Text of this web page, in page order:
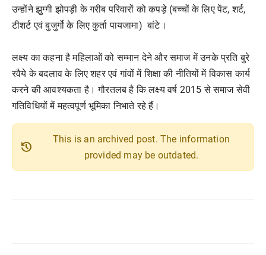
उन्होंने झुग्गी झोपड़ी के गरीब परिवारों को कपड़े (बच्चों के लिए पेंट, शर्ट,
टीशर्ट एवं बुजुर्गो के लिए कुर्ता पायजामा) बांटे।
लक्ष्य का कहना है महिलाओं को सम्मान देने और समाज में उनके प्रति बुरे
रवैये के बदलाव के लिए शहर एवं गांवों में शिक्षा की नीतियों में विकास कार्य
करने की आवश्यकता है। गौरतलब है कि लक्ष्य वर्ष 2015 से समाज सेवी
गतिविधियों में महत्वपूर्ण भूमिका निभाते रहे हैं।
history
This is an archived post. The information
provided may be outdated.